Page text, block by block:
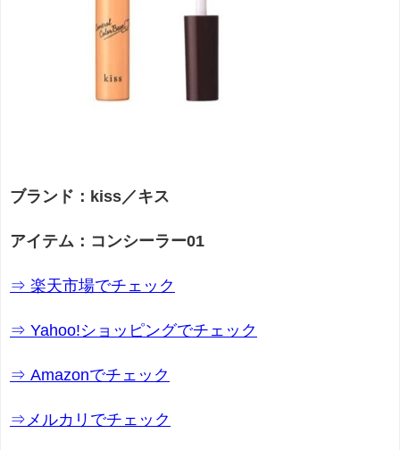
ブランド：kiss／キス
アイテム：コンシーラー01
⇒ 楽天市場でチェック
⇒ Yahoo!ショッピングでチェック
⇒ Amazonでチェック
⇒メルカリでチェック